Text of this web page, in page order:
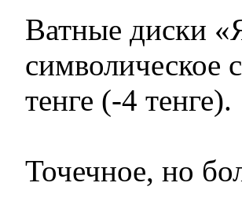
Ватные диски
символическое
тенге (-4 тенге).
Точечное, но